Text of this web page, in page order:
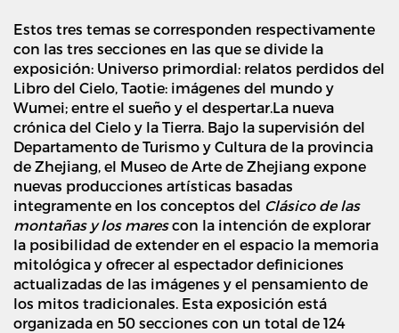
Estos tres temas se corresponden respectivamente
con las tres secciones en las que se divide la
exposición: Universo primordial: relatos perdidos del
Libro del Cielo, Taotie: imágenes del mundo y
Wumei; entre el sueño y el despertar.La nueva
crónica del Cielo y la Tierra. Bajo la supervisión del
Departamento de Turismo y Cultura de la provincia
de Zhejiang, el Museo de Arte de Zhejiang expone
nuevas producciones artísticas basadas
integramente en los conceptos del Clásico de las
montañas y los marescon la intención de explorar
la posibilidad de extender en el espacio la memoria
mitológica y ofrecer al espectador definiciones
actualizadas de las imágenes y el pensamiento de
los mitos tradicionales. Esta exposición está
organizada en 50 secciones con un total de 124